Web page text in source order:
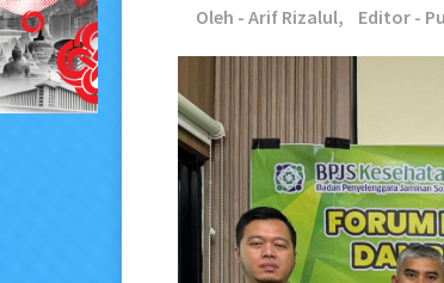
Oleh - Arif Rizalul,
Editor -